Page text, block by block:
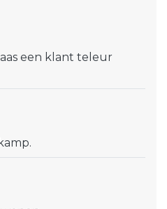
een klant teleur